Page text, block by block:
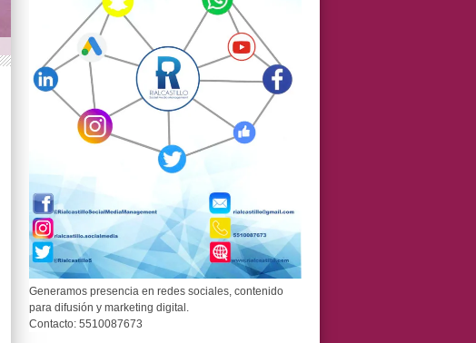
Generamos presencia en redes sociales, contenido
para difusión y marketing digital.
Contacto: 5510087673